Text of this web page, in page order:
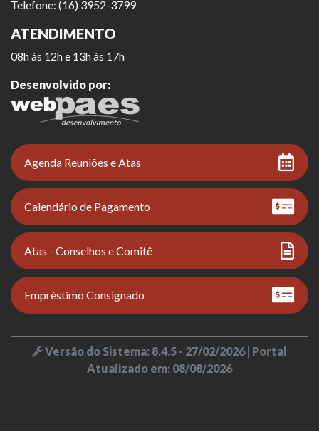
Telefone: (16) 3952-3799
ATENDIMENTO
08h às 12h e 13h às 17h
Desenvolvido por:
Agenda Reuniões e Atas
Calendário de Pagamento
Atas - Conselhos e Comitê
Empréstimo Consignado
Versão do Sistema: 8.4.5 - 27/02/2026 | Portal
Atualizado em: 08/08/2026